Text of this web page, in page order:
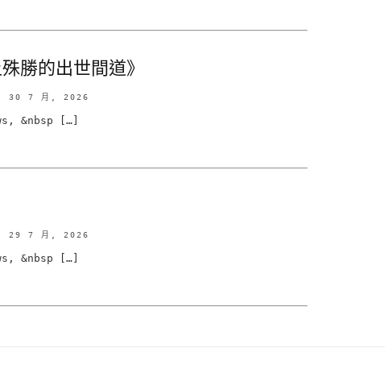
勝的出世間道》
30 7 月, 2026
&nbsp […]
29 7 月, 2026
&nbsp […]